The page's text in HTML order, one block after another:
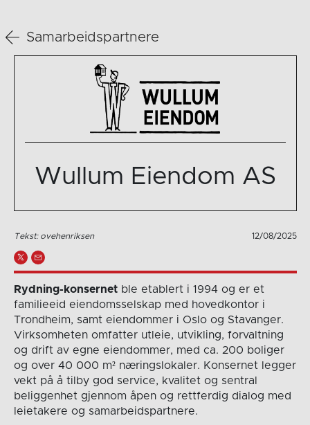
Samarbeidspartnere
Wullum Eiendom AS
Tekst: ovehenriksen 12/08/2025
Rydning-konsernetble etablert i 1994 og er et
familieeid eiendomsselskap med hovedkontor i
Trondheim, samt eiendommer i Oslo og Stavanger.
Virksomheten omfatter utleie, utvikling, forvaltning
og drift av egne eiendommer, med ca. 200 boliger
og over 40 000 m² næringslokaler. Konsernet legger
vekt på å tilby god service, kvalitet og sentral
beliggenhet gjennom åpen og rettferdig dialog med
leietakere og samarbeidspartnere.